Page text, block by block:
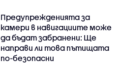
Предупрежденията за
камери в навигациите може
да бъдат забранени: Ще
направи ли това пътищата
по-безопасни